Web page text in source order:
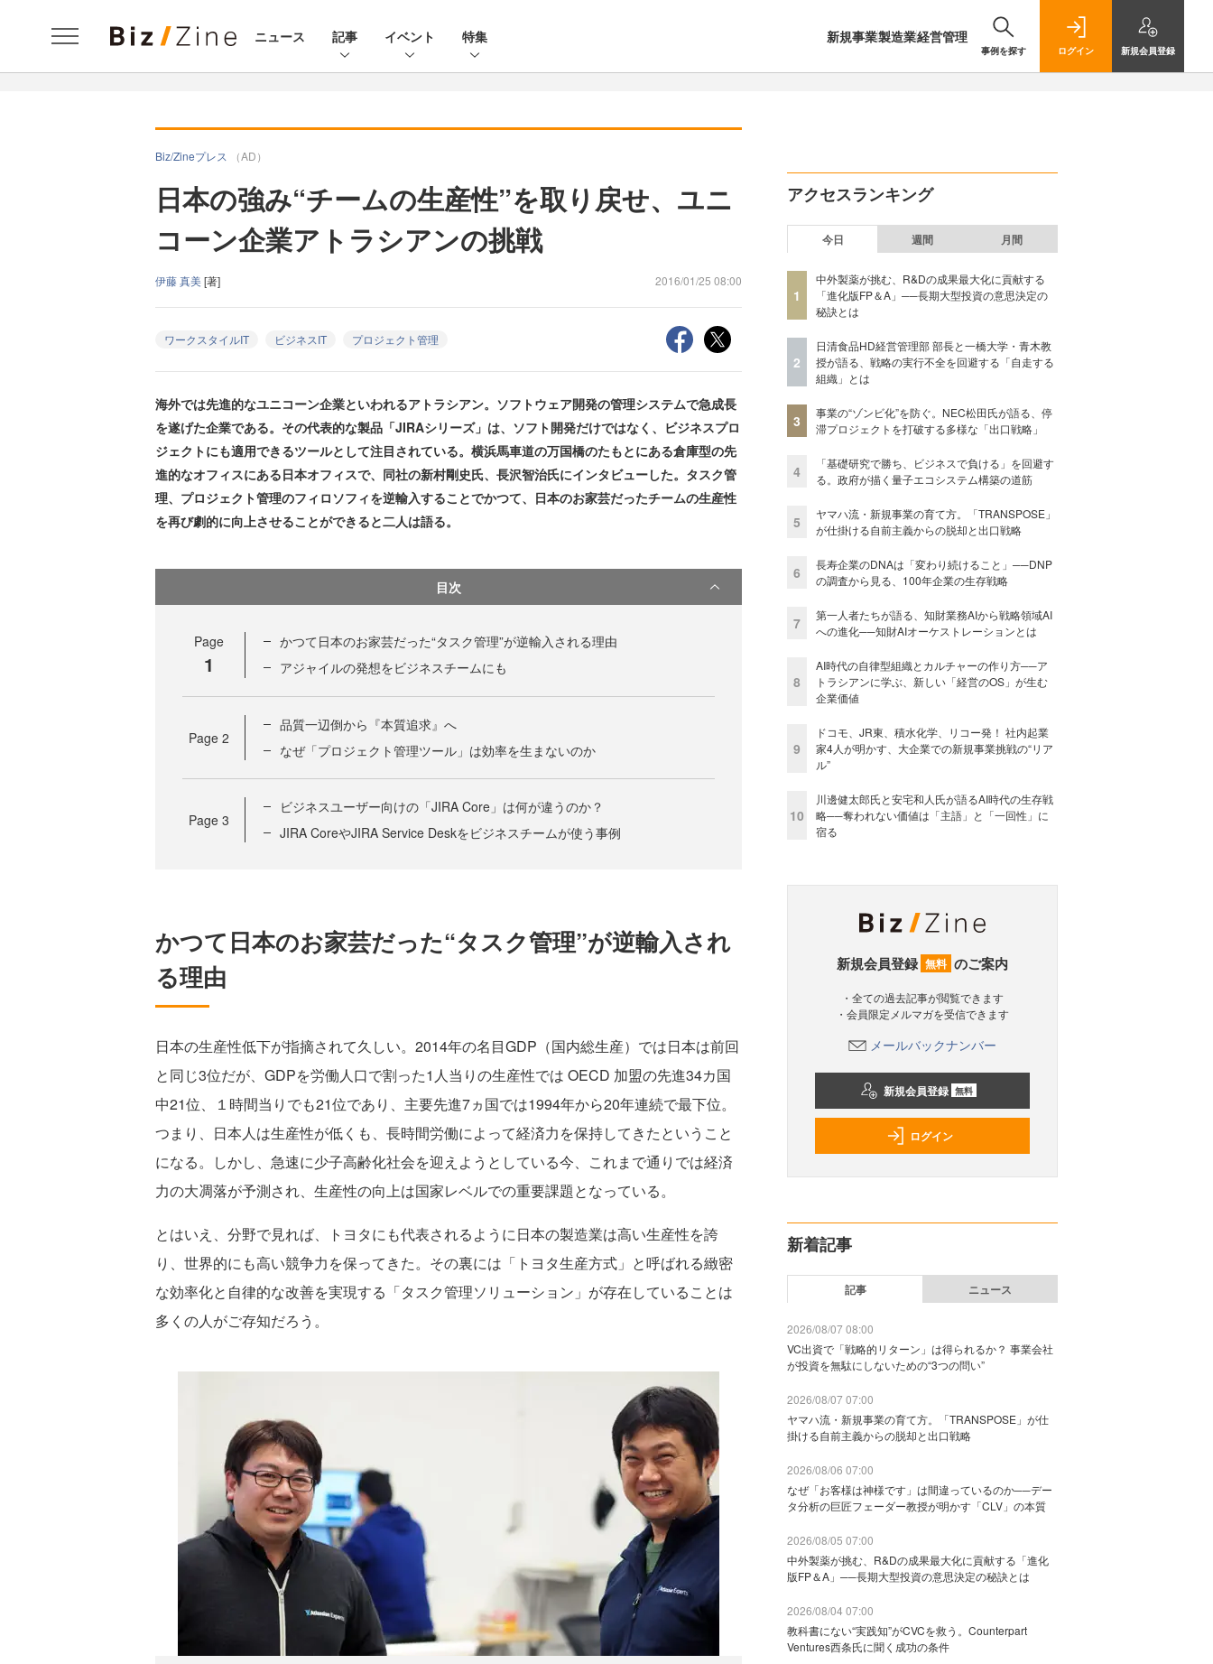
ニュース 記事 イベント 特集 新規事業製造業経営管理
事例を探す ログイン 新規会員登録
Biz/Zineプレス （AD）
日本の強み“チームの生産性”を取り戻せ、ユニ
コーン企業アトラシアンの挑戦
伊藤 真美[著] 2016/01/25 08:00
ワークスタイルIT ビジネスIT プロジェクト管理
海外では先進的なユニコーン企業といわれるアトラシアン。ソフトウェア開発の管理システムで急成長
を遂げた企業である。その代表的な製品「JIRAシリーズ」は、ソフト開発だけではなく、ビジネスプロ
ジェクトにも適用できるツールとして注目されている。横浜馬車道の万国橋のたもとにある倉庫型の先
進的なオフィスにある日本オフィスで、同社の新村剛史氏、長沢智治氏にインタビューした。タスク管
理、プロジェクト管理のフィロソフィを逆輸入することでかつて、日本のお家芸だったチームの生産性
を再び劇的に向上させることができると二人は語る。
目次
Page
1
かつて日本のお家芸だった“タスク管理”が逆輸入される理由
アジャイルの発想をビジネスチームにも
Page 2
品質一辺倒から『本質追求』へ
なぜ「プロジェクト管理ツール」は効率を生まないのか
Page 3
ビジネスユーザー向けの「JIRA Core」は何が違うのか？
JIRA CoreやJIRA Service Deskをビジネスチームが使う事例
かつて日本のお家芸だった“タスク管理”が逆輸入され
る理由
日本の生産性低下が指摘されて久しい。2014年の名目GDP（国内総生産）では日本は前回
と同じ3位だが、GDPを労働人口で割った1人当りの生産性では OECD 加盟の先進34カ国
中21位、１時間当りでも21位であり、主要先進7ヵ国では1994年から20年連続で最下位。
つまり、日本人は生産性が低くも、長時間労働によって経済力を保持してきたということ
になる。しかし、急速に少子高齢化社会を迎えようとしている今、これまで通りでは経済
力の大凋落が予測され、生産性の向上は国家レベルでの重要課題となっている。
とはいえ、分野で見れば、トヨタにも代表されるように日本の製造業は高い生産性を誇
り、世界的にも高い競争力を保ってきた。その裏には「トヨタ生産方式」と呼ばれる緻密
な効率化と自律的な改善を実現する「タスク管理ソリューション」が存在していることは
多くの人がご存知だろう。
アクセスランキング
今日 週間 月間
1
中外製薬が挑む、R&Dの成果最大化に貢献する
「進化版FP＆A」──長期大型投資の意思決定の
秘訣とは
2
日清食品HD経営管理部 部長と一橋大学・青木教
授が語る、戦略の実行不全を回避する「自走する
組織」とは
3
事業の“ゾンビ化”を防ぐ。NEC松田氏が語る、停
滞プロジェクトを打破する多様な「出口戦略」
4
「基礎研究で勝ち、ビジネスで負ける」を回避す
る。政府が描く量子エコシステム構築の道筋
5
ヤマハ流・新規事業の育て方。「TRANSPOSE」
が仕掛ける自前主義からの脱却と出口戦略
6
長寿企業のDNAは「変わり続けること」──DNP
の調査から見る、100年企業の生存戦略
7
第一人者たちが語る、知財業務AIから戦略領域AI
への進化──知財AIオーケストレーションとは
8
AI時代の自律型組織とカルチャーの作り方──ア
トラシアンに学ぶ、新しい「経営のOS」が生む
企業価値
9
ドコモ、JR東、積水化学、リコー発！ 社内起業
家4人が明かす、大企業での新規事業挑戦の“リア
ル”
10
川邊健太郎氏と安宅和人氏が語るAI時代の生存戦
略──奪われない価値は「主語」と「一回性」に
宿る
新規会員登録 無料 のご案内
・全ての過去記事が閲覧できます
・会員限定メルマガを受信できます
メールバックナンバー
新規会員登録 無料
ログイン
新着記事
記事 ニュース
2026/08/07 08:00
VC出資で「戦略的リターン」は得られるか？ 事業会社
が投資を無駄にしないための“3つの問い”
2026/08/07 07:00
ヤマハ流・新規事業の育て方。「TRANSPOSE」が仕
掛ける自前主義からの脱却と出口戦略
2026/08/06 07:00
なぜ「お客様は神様です」は間違っているのか──デー
タ分析の巨匠フェーダー教授が明かす「CLV」の本質
2026/08/05 07:00
中外製薬が挑む、R&Dの成果最大化に貢献する「進化
版FP＆A」──長期大型投資の意思決定の秘訣とは
2026/08/04 07:00
教科書にない“実践知”がCVCを救う。Counterpart
Ventures西条氏に聞く成功の条件